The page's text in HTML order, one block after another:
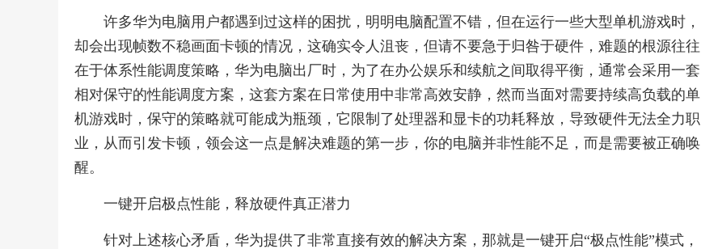
许多华为电脑用户都遇到过这样的困扰，明明电脑配置不错，但在运行一些大型单机游戏时，
却会出现帧数不稳画面卡顿的情况，这确实令人沮丧，但请不要急于归咎于硬件，难题的根源往往
在于体系性能调度策略，华为电脑出厂时，为了在办公娱乐和续航之间取得平衡，通常会采用一套
相对保守的性能调度方案，这套方案在日常使用中非常高效安静，然而当面对需要持续高负载的单
机游戏时，保守的策略就可能成为瓶颈，它限制了处理器和显卡的功耗释放，导致硬件无法全力职
业，从而引发卡顿，领会这一点是解决难题的第一步，你的电脑并非性能不足，而是需要被正确唤
醒。
一键开启极点性能，释放硬件真正潜力
针对上述核心矛盾，华为提供了非常直接有效的解决方案，那就是一键开启“极点性能”模式，